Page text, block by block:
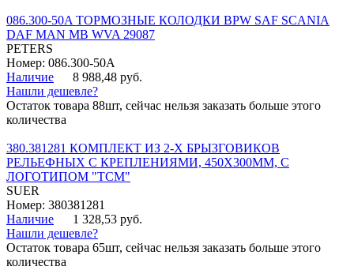
086.300-50A ТОРМОЗНЫЕ КОЛОДКИ BPW SAF SCANIA
DAF MAN MB WVA 29087
PETERS
Номер: 086.300-50A
Наличие
8 988,48 руб.
Нашли дешевле?
Остаток товара 88шт, сейчас нельзя заказать больше этого
количества
380.381281 КОМПЛЕКТ ИЗ 2-Х БРЫЗГОВИКОВ
РЕЛЬЕФНЫХ С КРЕПЛЕНИЯМИ, 450Х300ММ, С
ЛОГОТИПОМ "ТСМ"
SUER
Номер: 380381281
Наличие
1 328,53 руб.
Нашли дешевле?
Остаток товара 65шт, сейчас нельзя заказать больше этого
количества